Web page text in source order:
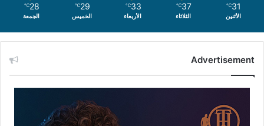
31
℃
الأثنين
37
℃
الثلاثاء
33
℃
الأربعاء
29
℃
الخميس
28
℃
الجمعة
Advertisement